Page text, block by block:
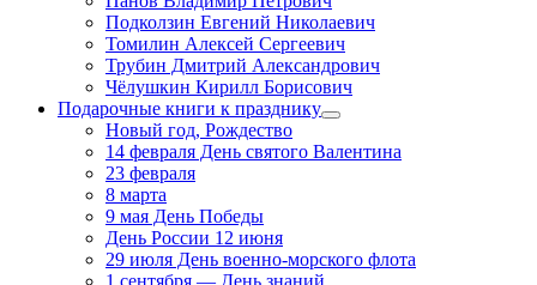
Подколзин Евгений Николаевич
Томилин Алексей Сергеевич
Трубин Дмитрий Александрович
Чёлушкин Кирилл Борисович
Подарочные книги к празднику
Новый год, Рождество
14 февраля День святого Валентина
23 февраля
8 марта
9 мая День Победы
День России 12 июня
29 июля День военно-морского флота
1 сентября — День знаний